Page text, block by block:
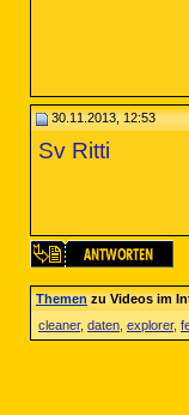
30.11.2013, 12:53
Sv Ritti
Themenzu Videos im
cleaner, daten explorer,